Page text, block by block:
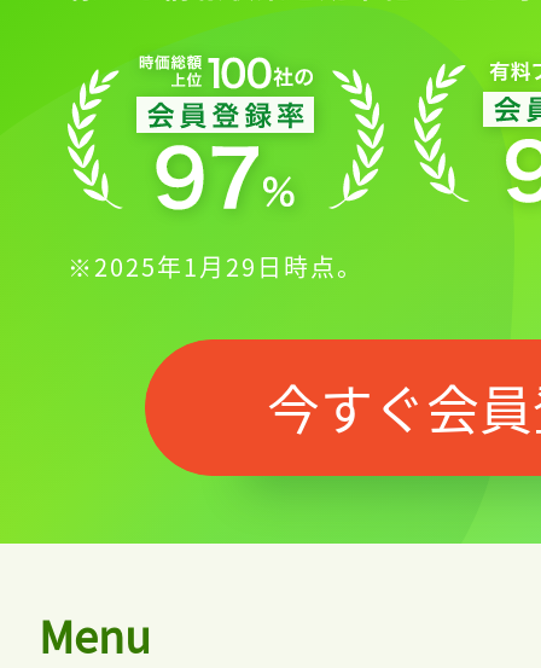
※2025年1月29日時点。
今すぐ会
Menu